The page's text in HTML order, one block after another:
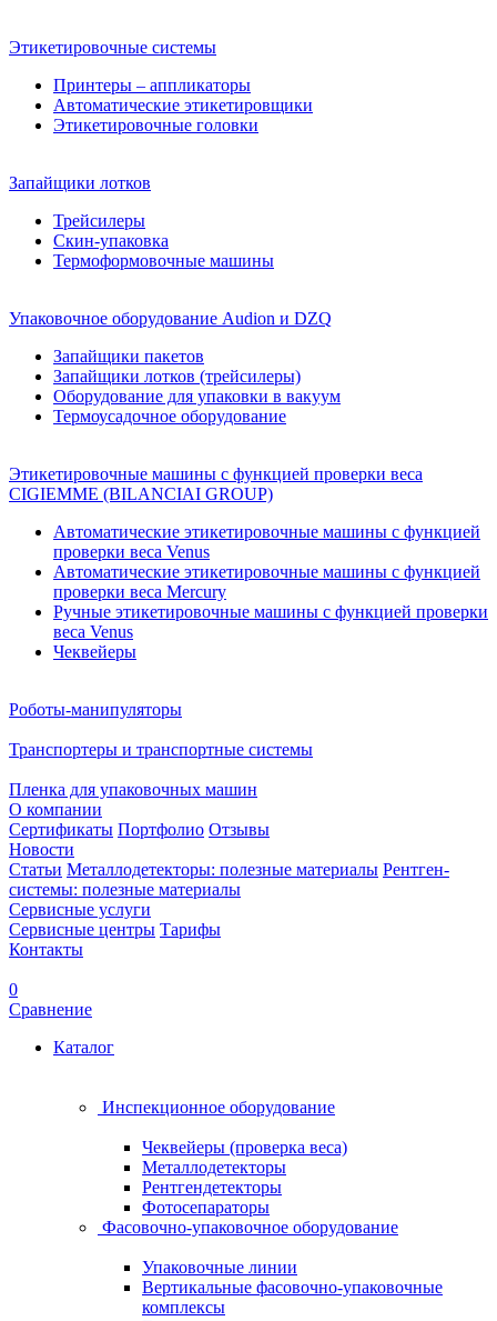
Этикетировочные системы
Принтеры – аппликаторы
Автоматические этикетировщики
Этикетировочные головки
Запайщики лотков
Трейсилеры
Скин-упаковка
Термоформовочные машины
Упаковочное оборудование Audion и DZQ
Запайщики пакетов
Запайщики лотков (трейсилеры)
Оборудование для упаковки в вакуум
Термоусадочное оборудование
Этикетировочные машины с функцией проверки веса
CIGIEMME (BILANCIAI GROUP)
Автоматические этикетировочные машины с функцией
проверки веса Venus
Автоматические этикетировочные машины с функцией
проверки веса Mercury
Ручные этикетировочные машины с функцией проверки
веса Venus
Чеквейеры
Роботы-манипуляторы
Транспортеры и транспортные системы
Пленка для упаковочных машин
О компании
Сертификаты Портфолио Отзывы
Новости
Статьи Металлодетекторы: полезные материалы Рентген-
системы: полезные материалы
Сервисные услуги
Сервисные центры Тарифы
Контакты
0
Сравнение
Каталог
Инспекционное оборудование
Чеквейеры (проверка веса)
Металлодетекторы
Рентгендетекторы
Фотосепараторы
Фасовочно-упаковочное оборудование
Упаковочные линии
Вертикальные фасовочно-упаковочные
комплексы